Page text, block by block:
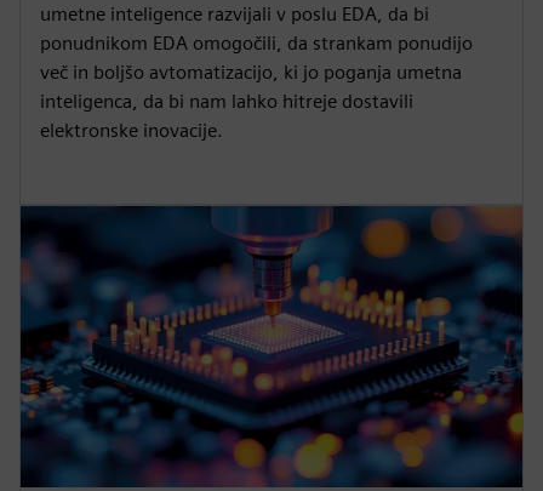
umetne inteligence razvijali v poslu EDA, da bi
ponudnikom EDA omogočili, da strankam ponudijo
več in boljšo avtomatizacijo, ki jo poganja umetna
inteligenca, da bi nam lahko hitreje dostavili
elektronske inovacije.